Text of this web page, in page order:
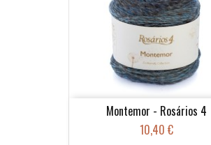
Montemor - Rosários 4
10,40 €